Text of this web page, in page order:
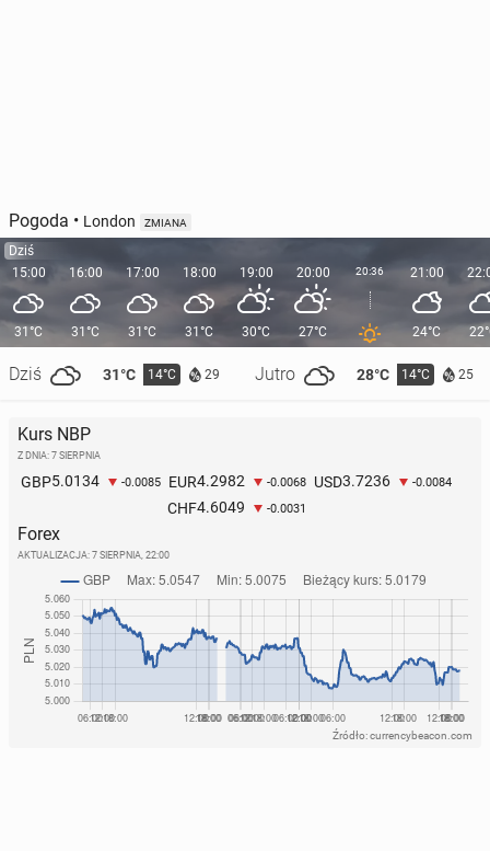
Pogoda • London ZMIANA
Dziś
15:00
31°C
Dziś 31°C 14°C 29 Jutro 28°C 14°C 25
16:00
31°C
17:00
31°C
18:00
31°C
19:00
30°C
20:00
27°C
20:36 21:00
24°C
Kurs NBP
Z DNIA: 7 SIERPNIA
GBP5.0134 -0.0085 EUR4.2982 -0.0068 USD3.7236 -0.0084
CHF4.6049 -0.0031
Forex
AKTUALIZACJA: 7 SIERPNIA, 22:00
Źródło: currencybeacon.com